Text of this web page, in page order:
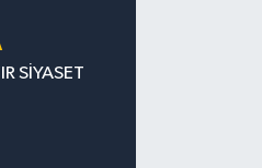
SİYASET